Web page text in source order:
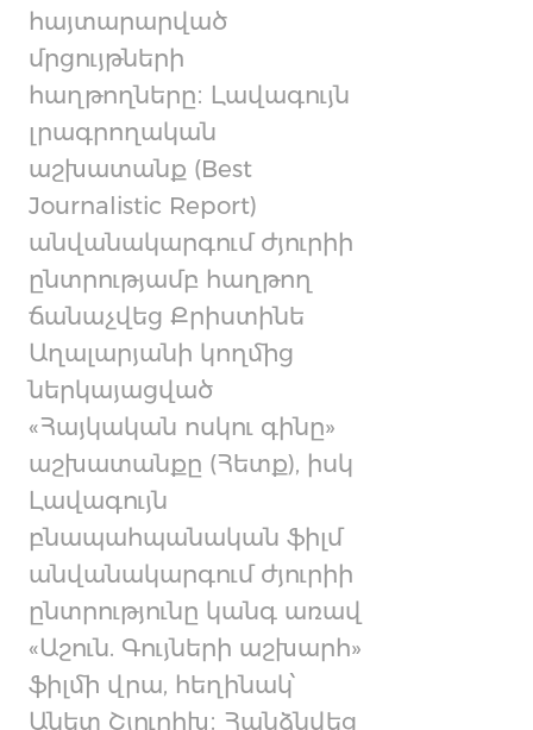
հայտարարված
մրցույթների
հաղթողները։ Լավագույն
լրագրողական
աշխատանք (Best
Journalistic Report)
անվանակարգում ժյուրիի
ընտրությամբ հաղթող
ճանաչվեց Քրիստինե
Աղալարյանի կողմից
ներկայացված
«Հայկական ոսկու գինը»
աշխատանքը (Հետք), իսկ
Լավագույն
բնապահպանական ֆիլմ
անվանակարգում ժյուրիի
ընտրությունը կանգ առավ
«Աշուն. Գույների աշխարհ»
ֆիլմի վրա, հեղինակ՝
Անետ Շյուրիխ։ Հանձնվեց